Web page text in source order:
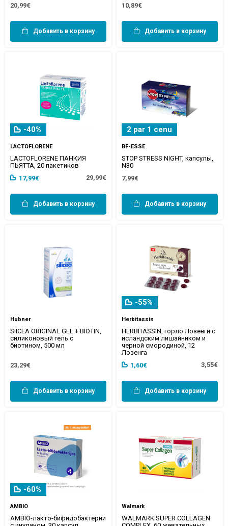
20,99€
Добавить в корзину
10,89€
Добавить в корзину
-40%
LACTOFLORENE
LACTOFLORENE ПАНКИЯ
ПЬЯТТА, 20 пакетиков
17,99€
29,99€
Добавить в корзину
2 par 1 cenu
BF-ESSE
STOP STRESS NIGHT, капсулы,
N30
7,99€
Добавить в корзину
Hubner
SIICEA ORIGINAL GEL + BIOTIN,
силиконовый гель с
биотином, 500 мл
23,29€
Добавить в корзину
-55%
Herbitassin
HERBITASSIN, горло Лозенги с
исландским лишайником и
черной смородиной, 12
Лозенга
1,60€
3,55€
Добавить в корзину
-60%
AMBIO
AMBIO-лакто-бифидобактерии
Walmark
WALMARK SUPER COLLAGEN